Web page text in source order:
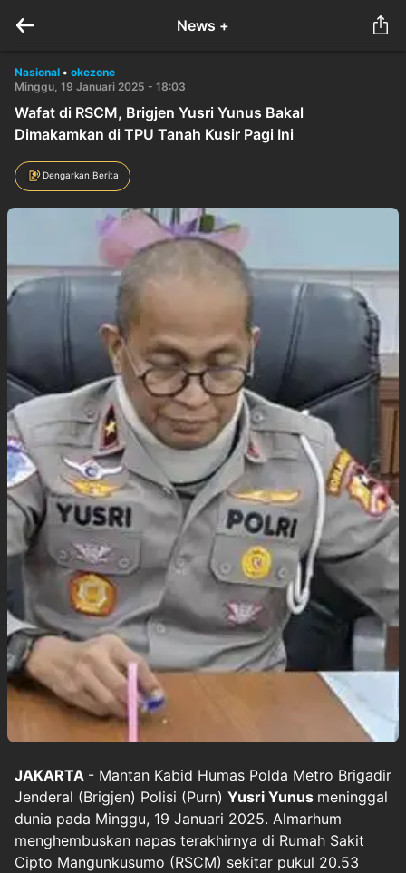
News +
Nasional • okezone
Minggu, 19 Januari 2025 - 18:03
Wafat di RSCM, Brigjen Yusri Yunus Bakal
Dimakamkan di TPU Tanah Kusir Pagi Ini
Dengarkan Berita
JAKARTA - Mantan Kabid Humas Polda Metro Brigadir
Jenderal (Brigjen) Polisi (Purn) Yusri Yunus meninggal
dunia pada Minggu, 19 Januari 2025. Almarhum
menghembuskan napas terakhirnya di Rumah Sakit
Cipto Mangunkusumo (RSCM) sekitar pukul 20.53